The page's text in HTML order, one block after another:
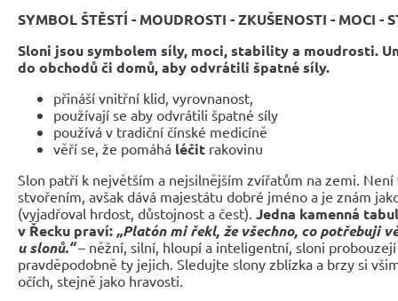
SYMBOL ŠTĚSTÍ - MOUDROSTI - ZKUŠENOSTI - MOCI -
Sloni jsou symbolem síly, moci, stability a moudrosti.
do obchodů či domů, aby odvrátili špatné síly.
přináší vnitřní klid, vyrovnanost,
používají se aby odvrátili špatné síly
používá v tradiční čínské medicíně
věří se, že pomáhá léčit rakovinu
Slon patří k největším a nejsilnějším zvířatům na zemi.
stvořením, avšak dává majestátu dobré jméno a je znám
(vyjadřoval hrdost, důstojnost a čest). Jedna kamenná
v Řecku praví: „Platón mi řekl, že všechno, co potřebuji
u slonů.“– něžní, silní, hloupí a inteligentní, sloni
pravděpodobně ty jejich. Sledujte slony zblízka a brzy si
očích, stejně jako hravosti.